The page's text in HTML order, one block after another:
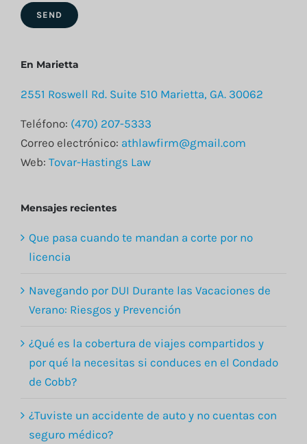
En Marietta
2551 Roswell Rd. Suite 510 Marietta, GA. 30062
Teléfono: (470) 207-5333
Correo electrónico: athlawfirm@gmail.com
Web: Tovar-Hastings Law
Mensajes recientes
Que pasa cuando te mandan a corte por no
licencia
Navegando por DUI Durante las Vacaciones de
Verano: Riesgos y Prevención
¿Qué es la cobertura de viajes compartidos y
por qué la necesitas si conduces en el Condado
de Cobb?
¿Tuviste un accidente de auto y no cuentas con
seguro médico?